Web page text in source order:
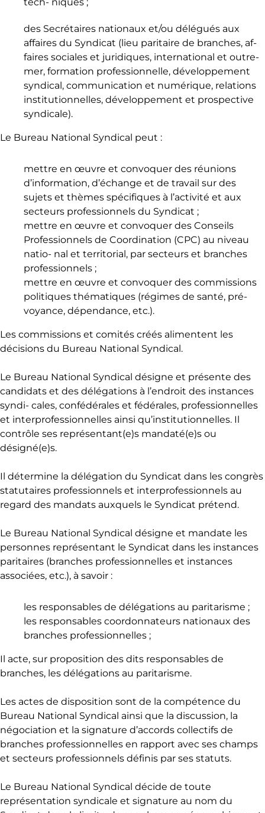
des Secrétaires nationaux et/ou délégués aux
affaires du Syndicat (lieu paritaire de branches, af-
faires sociales et juridiques, international et outre-
mer, formation professionnelle, développement
syndical, communication et numérique, relations
institutionnelles, développement et prospective
syndicale).
Le Bureau National Syndical peut :
mettre en œuvre et convoquer des réunions
d’information, d’échange et de travail sur des
sujets et thèmes spécifiques à l’activité et aux
secteurs professionnels du Syndicat ;
mettre en œuvre et convoquer des Conseils
Professionnels de Coordination (CPC) au niveau
natio- nal et territorial, par secteurs et branches
professionnels ;
mettre en œuvre et convoquer des commissions
politiques thématiques (régimes de santé, pré-
voyance, dépendance, etc.).
Les commissions et comités créés alimentent les
décisions du Bureau National Syndical.
Le Bureau National Syndical désigne et présente des
candidats et des délégations à l’endroit des instances
syndi- cales, confédérales et fédérales, professionnelles
et interprofessionnelles ainsi qu’institutionnelles. Il
contrôle ses représentant(e)s mandaté(e)s ou
désigné(e)s.
Il détermine la délégation du Syndicat dans les congrès
statutaires professionnels et interprofessionnels au
regard des mandats auxquels le Syndicat prétend.
Le Bureau National Syndical désigne et mandate les
personnes représentant le Syndicat dans les instances
paritaires (branches professionnelles et instances
associées, etc.), à savoir :
les responsables de délégations au paritarisme ;
les responsables coordonnateurs nationaux des
branches professionnelles ;
Il acte, sur proposition des dits responsables de
branches, les délégations au paritarisme.
Les actes de disposition sont de la compétence du
Bureau National Syndical ainsi que la discussion, la
négociation et la signature d’accords collectifs de
branches professionnelles en rapport avec ses champs
et secteurs professionnels définis par ses statuts.
Le Bureau National Syndical décide de toute
représentation syndicale et signature au nom du